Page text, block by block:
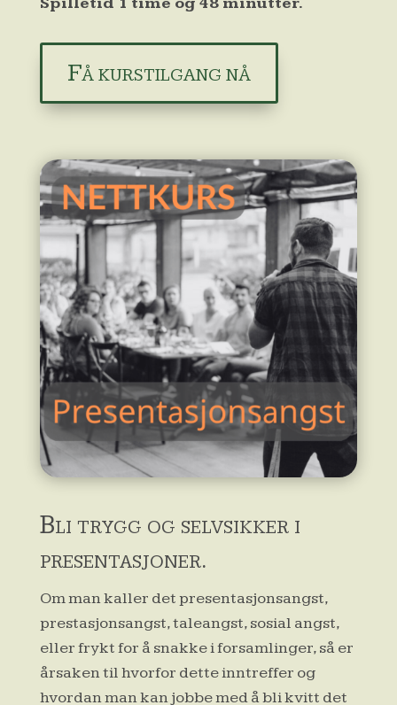
Få kurstilgang nå
Bli trygg og selvsikker i
presentasjoner.
Om man kaller det presentasjonsangst,
prestasjonsangst, taleangst, sosial angst,
eller frykt for å snakke i forsamlinger, så er
årsaken til hvorfor dette inntreffer og
hvordan man kan jobbe med å bli kvitt det